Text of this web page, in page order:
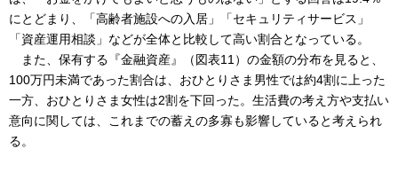
にとどまり、「高齢者施設への入居」「セキュリティサービス」
「資産運用相談」などが全体と比較して高い割合となっている。
また、保有する『金融資産』（図表11）の金額の分布を見ると、
100万円未満であった割合は、おひとりさま男性では約4割に上った
一方、おひとりさま女性は2割を下回った。生活費の考え方や支払い
意向に関しては、これまでの蓄えの多寡も影響していると考えられ
る。